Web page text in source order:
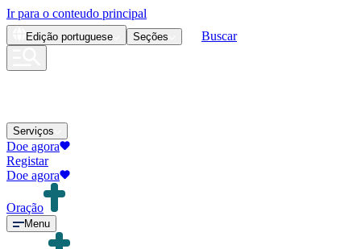
Ir para o conteudo principal
Edição portuguese Seções Buscar
Serviços
Doe agora
Registar
Doe agora
Oração
Menu